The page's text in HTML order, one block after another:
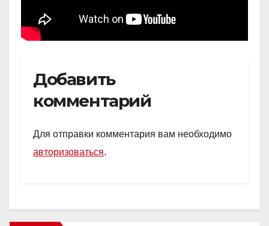
Добавить
комментарий
Для отправки комментария вам необходимо
авторизоваться.